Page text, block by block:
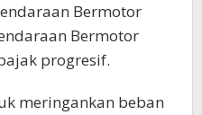
Bermotor
Bermotor
progresif.
meringankan beban